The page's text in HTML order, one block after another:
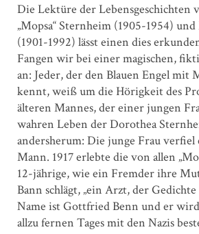
Die Lektüre der Lebensgeschichten
„Mopsa“ Sternheim (1905-1954)
(1901-1992) lässt einen dies
Fangen wir bei einer magischen,
an: Jeder, der den Blauen Engel mit
kennt, weiß um die Hörigkeit des
älteren Mannes, der einer jungen
wahren Leben der Dorothea
andersherum: Die junge Frau verfiel
Mann. 1917 erlebte die von allen
12-jährige, wie ein Fremder ihre
Bann schlägt, „ein Arzt, der Gedichte
Name ist Gottfried Benn und er
allzu fernen Tages mit den Nazis